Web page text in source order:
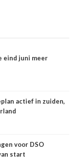
eind juni meer
actief in zuiden,
voor DSO
start